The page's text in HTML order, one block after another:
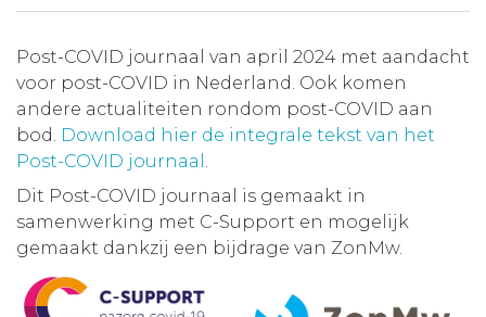
Post-COVID journaal van april 2024 met aandacht
voor post-COVID in Nederland. Ook komen
andere actualiteiten rondom post-COVID aan
bod. Download hier de integrale tekst van het
Post-COVID journaal .
Dit Post-COVID journaal is gemaakt in
samenwerking met C-Support en mogelijk
gemaakt dankzij een bijdrage van ZonMw.